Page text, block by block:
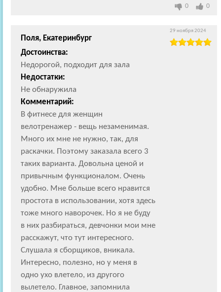
0 0
Поля, Екатеринбург
Достоинства:
Недорогой, подходит для зала
Недостатки:
Не обнаружила
Комментарий:
В фитнесе для женщин
велотренажер - вещь незаменимая.
Много их мне не нужно, так, для
раскачки. Поэтому заказала всего 3
таких варианта. Довольна ценой и
привычным функционалом. Очень
удобно. Мне больше всего нравится
простота в использовании, хотя здесь
тоже много наворочек. Но я не буду
в них разбираться, девчонки мои мне
расскажут, что тут интересного.
Слушала я сборщиков, вникала.
Интересно, полезно, но у меня в
одно ухо влетело, из другого
вылетело. Главное, запомнила
29 ноября 2024